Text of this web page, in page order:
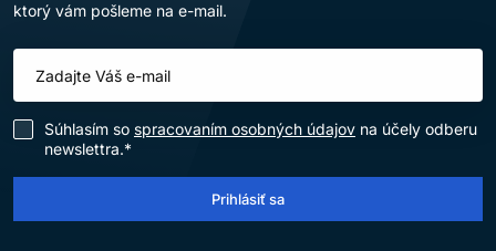
ktorý vám pošleme na e-mail.
Súhlasím so spracovaním osobných údajov na účely odberu
newslettra.*
Prihlásiť sa